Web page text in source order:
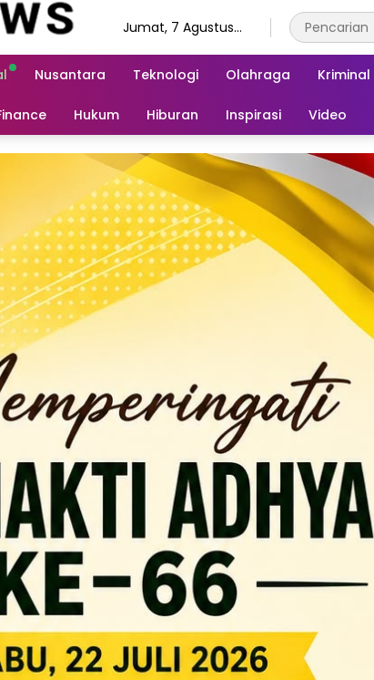
Jumat, 7 Agustus
Nusantara Teknologi Olahraga Kriminal
Hukum Hiburan Inspirasi Video